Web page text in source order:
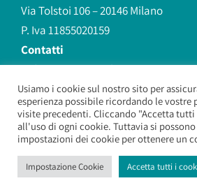
Via Tolstoi 106 – 20146 Milano
P. Iva 11855020159
Contatti
redazione@morasha.it
339 8596707
(anche Whatsapp)
Morashà – Brief Sas – Copyright
Usiamo i cookie sul nostro sito per
esperienza possibile ricordando le vostre
visite precedenti. Cliccando "Accetta
all'uso di ogni cookie. Tuttavia si
impostazioni dei cookie per ottenere un
Impostazione Cookie Accetta tutti i